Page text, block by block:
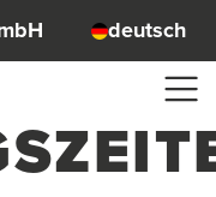
deutsch